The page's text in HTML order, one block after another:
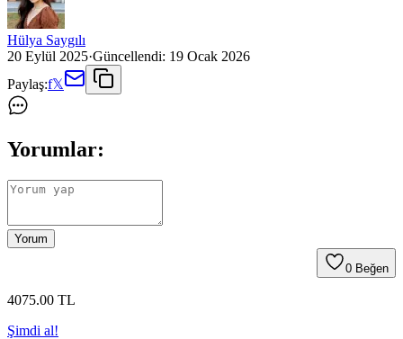
Hülya Saygılı
20 Eylül 2025·Güncellendi: 19 Ocak 2026
Paylaş:f𝕏
Yorumlar:
Yorum
0 Beğen
4075.00 TL
Şimdi al!